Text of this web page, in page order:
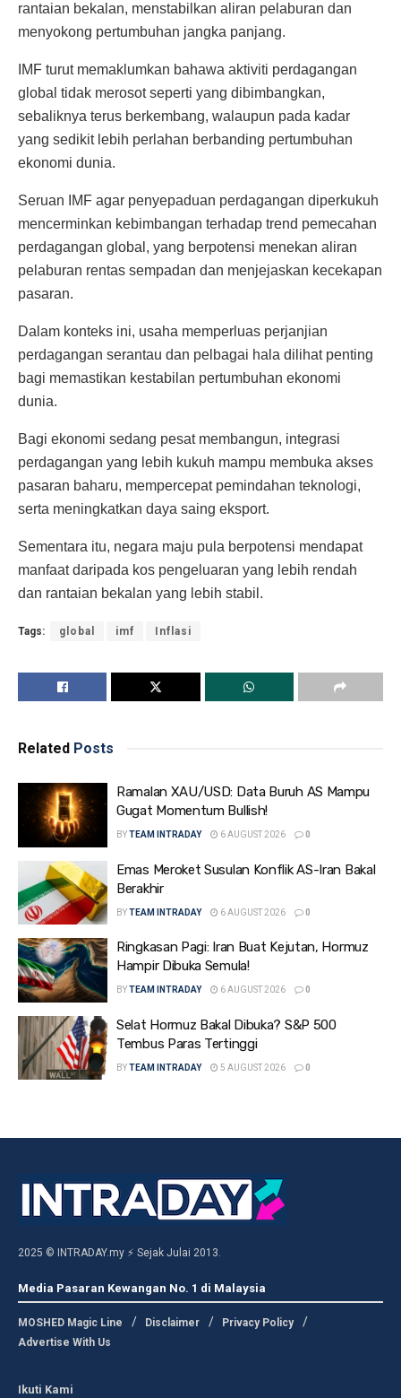
rantaian bekalan, menstabilkan aliran pelaburan dan
menyokong pertumbuhan jangka panjang.
IMF turut memaklumkan bahawa aktiviti perdagangan
global tidak merosot seperti yang dibimbangkan,
sebaliknya terus berkembang, walaupun pada kadar
yang sedikit lebih perlahan berbanding pertumbuhan
ekonomi dunia.
Seruan IMF agar penyepaduan perdagangan diperkukuh
mencerminkan kebimbangan terhadap trend pemecahan
perdagangan global, yang berpotensi menekan aliran
pelaburan rentas sempadan dan menjejaskan kecekapan
pasaran.
Dalam konteks ini, usaha memperluas perjanjian
perdagangan serantau dan pelbagai hala dilihat penting
bagi memastikan kestabilan pertumbuhan ekonomi
dunia.
Bagi ekonomi sedang pesat membangun, integrasi
perdagangan yang lebih kukuh mampu membuka akses
pasaran baharu, mempercepat pemindahan teknologi,
serta meningkatkan daya saing eksport.
Sementara itu, negara maju pula berpotensi mendapat
manfaat daripada kos pengeluaran yang lebih rendah
dan rantaian bekalan yang lebih stabil.
Tags: global imf Inflasi
Related Posts
Ramalan XAU/USD: Data Buruh AS Mampu
Gugat Momentum Bullish!
BY TEAM INTRADAY 6 AUGUST 2026 0
Emas Meroket Susulan Konflik AS-Iran Bakal
Berakhir
BYTEAM INTRADAY 6 AUGUST 2026 0
Ringkasan Pagi: Iran Buat Kejutan, Hormuz
Hampir Dibuka Semula!
BY TEAM INTRADAY 6 AUGUST 2026 0
Selat Hormuz Bakal Dibuka? S&P 500
Tembus Paras Tertinggi
BYTEAM INTRADAY 5 AUGUST 2026 0
2025 © INTRADAY.my ⚡ Sejak Julai 2013.
Media Pasaran Kewangan No. 1 di Malaysia
MOSHED Magic Line Disclaimer
Privacy Policy
Advertise With Us
Ikuti Kami